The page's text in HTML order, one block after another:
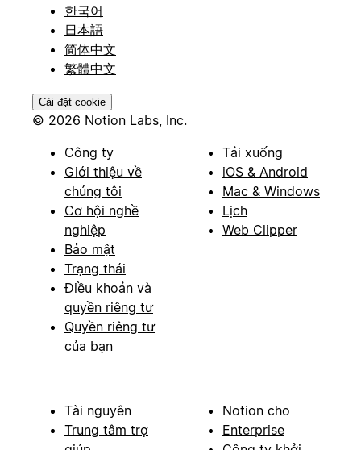
한국어
日本語
简体中文
繁體中文
Cài đặt cookie
© 2026 Notion Labs, Inc.
Công ty
Giới thiệu về
chúng tôi
Cơ hội nghề
nghiệp
Bảo mật
Trạng thái
Điều khoản và
quyền riêng tư
Quyền riêng tư
của bạn
Tải xuống
iOS & Android
Mac & Windows
Lịch
Web Clipper
Tài nguyên
Trung tâm trợ
Notion cho
Enterprise